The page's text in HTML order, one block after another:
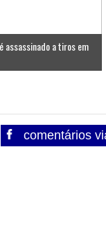
assassinado a tiros em
comentários